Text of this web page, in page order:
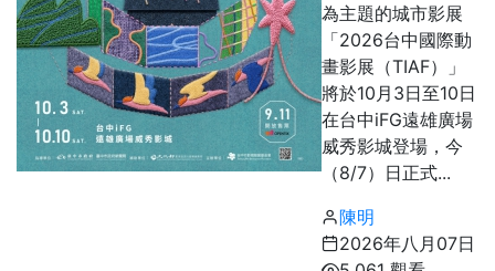
為主題的城市影展
「2026台中國際動
畫影展（TIAF）」
將於10月3日至10日
在台中iFG遠雄廣場
威秀影城登場，今
（8/7）日正式...
陳明
2026年八月07日